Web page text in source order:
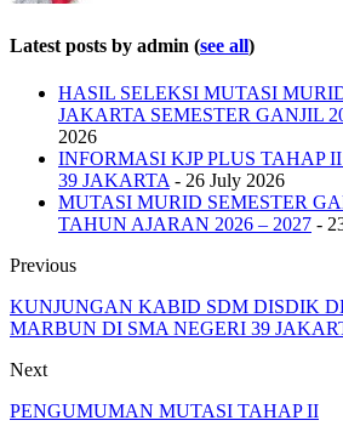
Latest posts by admin (see all)
HASIL SELEKSI MUTASI
JAKARTA SEMESTER GANJIL
2026
INFORMASI KJP PLUS TAHAP
39 JAKARTA - 26 July 2026
MUTASI MURID SEMESTER
TAHUN AJARAN 2026 – 2027 -
Previous
KUNJUNGAN KABID SDM DISDIK
MARBUN DI SMA NEGERI 39
Next
PENGUMUMAN MUTASI TAHAP II